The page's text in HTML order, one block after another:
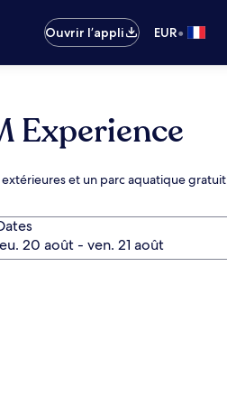
Ouvrir l’appli EUR•
Experience
extérieures et un parc aquatique gratuit